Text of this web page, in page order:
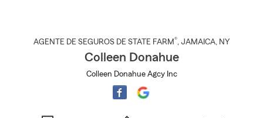
AGENTE DE SEGUROS DE STATE FARM®, JAMAICA, NY
Colleen Donahue
Colleen Donahue Agcy Inc